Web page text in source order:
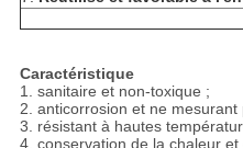
Caractéristique
1. sanitaire et non-toxique ;
2. anticorrosion et ne mesurant
3. résistant à hautes
4. conservation de la chaleur